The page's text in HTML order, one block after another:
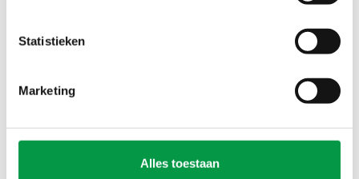
Statistieken
Marketing
Alles toestaan